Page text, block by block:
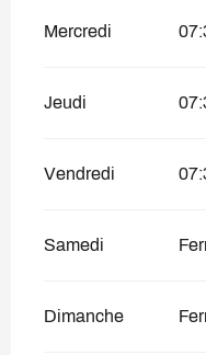
Mercredi
Jeudi
Vendredi
Samedi
Dimanche